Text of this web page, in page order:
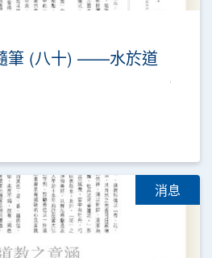
筆 (八十) ——水於道
消息